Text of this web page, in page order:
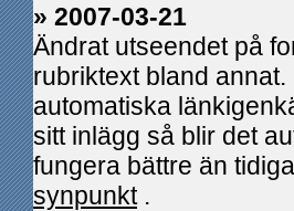
» 2007-03-21
Ändrat utseendet på
rubriktext bland
automatiska
sitt inlägg så blir det
fungera bättre än
synpunkt.